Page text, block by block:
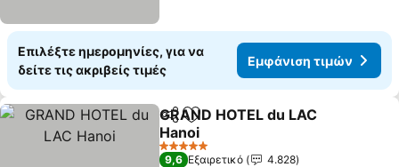
Επιλέξτε ημερομηνίες, για να
δείτε τις ακριβείς τιμές
Εμφάνιση τιμών
Κοινοποίηση
Προσθήκη στα αγαπημένα
GRAND HOTEL du LAC
Hanoi
5 Αστέρια
9,6 Εξαιρετικό
4.828